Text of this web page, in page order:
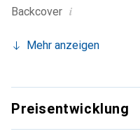
Backcover i
Mehr anzeigen
Preisentwicklung